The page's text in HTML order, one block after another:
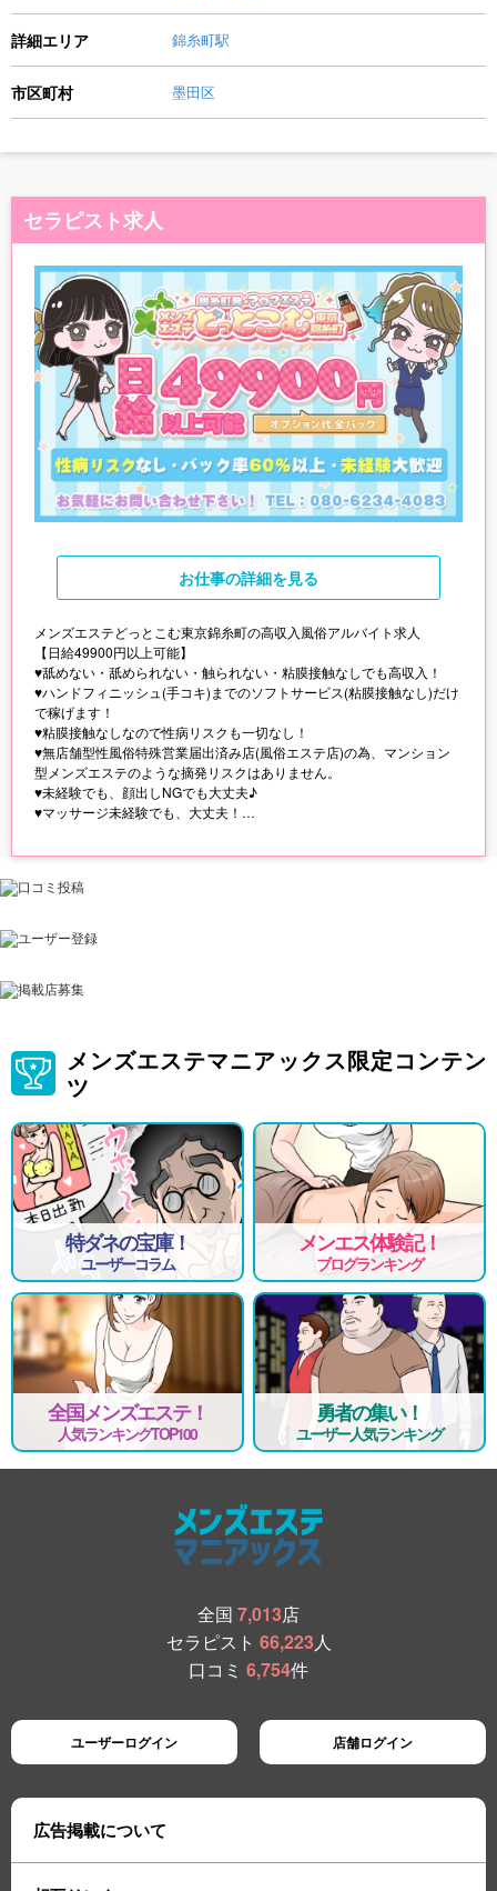
詳細エリア 錦糸町駅
市区町村 墨田区
セラピスト求人
お仕事の詳細を見る
メンズエステどっとこむ東京錦糸町の高収入風俗アルバイト求人
【日給49900円以上可能】
♥舐めない・舐められない・触られない・粘膜接触なしでも高収入！
♥ハンドフィニッシュ(手コキ)までのソフトサービス(粘膜接触なし)だけ
で稼げます！
♥粘膜接触なしなので性病リスクも一切なし！
♥無店舗型性風俗特殊営業届出済み店(風俗エステ店)の為、マンション
型メンズエステのような摘発リスクはありません。
♥未経験でも、顔出しNGでも大丈夫♪
♥マッサージ未経験でも、大丈夫！
♥雑費などを引かれることもありません。
♥月1出勤や1日数時間だけでも大丈夫です。
パルコ、錦糸町アルカキット3分～5分圏内です。
♥錦糸町駅までの距離(15分圏内)によっては、自宅待機も可能です。
す。
メンズエステマニアックス限定コンテン
ツ
特ダネの宝庫！
ユーザーコラム
メンエス体験記！
ブログランキング
全国メンズエステ！
人気ランキングTOP100
勇者の集い！
ユーザー人気ランキング
全国 7,013店
セラピスト 66,223人
口コミ 6,754件
ユーザーログイン 店舗ログイン
広告掲載について